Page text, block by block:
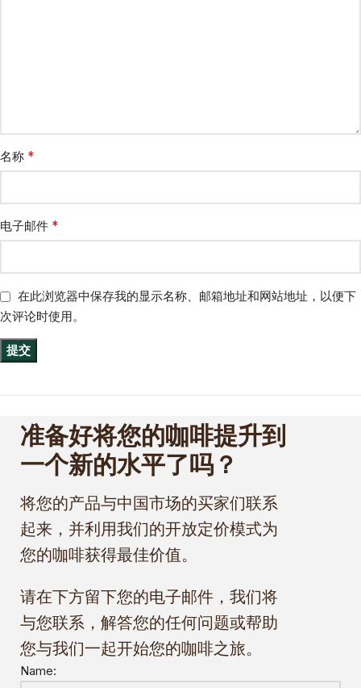
名称 *
电子邮件 *
在此浏览器中保存我的显示名称、邮箱地址和网站地址，以便下
次评论时使用。
准备好将您的咖啡提升到
一个新的水平了吗？
将您的产品与中国市场的买家们联系
起来，并利用我们的开放定价模式为
您的咖啡获得最佳价值。
请在下方留下您的电子邮件，我们将
与您联系，解答您的任何问题或帮助
您与我们一起开始您的咖啡之旅。
Name: